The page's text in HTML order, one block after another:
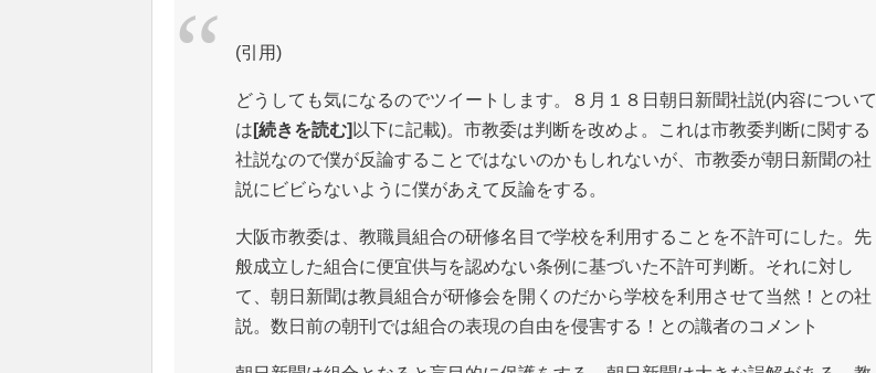
(引用)
どうしても気になるのでツイートします。８月１８日朝日新聞社説(内容について
は [続きを読む] 以下に記載)。市教委は判断を改めよ。これは市教委判断に関する
社説なので僕が反論することではないのかもしれないが、市教委が朝日新聞の社
説にビビらないように僕があえて反論をする。
大阪市教委は、教職員組合の研修名目で学校を利用することを不許可にした。先
般成立した組合に便宜供与を認めない条例に基づいた不許可判断。それに対し
て、朝日新聞は教員組合が研修会を開くのだから学校を利用させて当然！との社
説。数日前の朝刊では組合の表現の自由を侵害する！との識者のコメント